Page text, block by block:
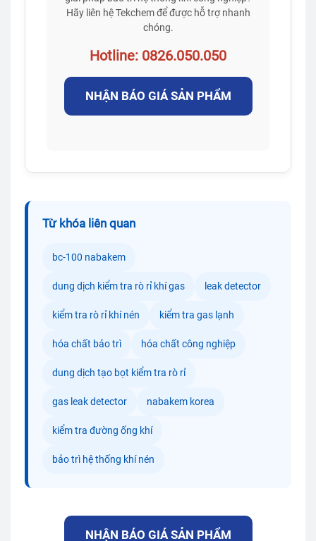
Hãy liên hệ Tekchem để được hỗ trợ nhanh
chóng.
Hotline: 0826.050.050
NHẬN BÁO GIÁ SẢN PHẨM
Từ khóa liên quan
bc-100 nabakem
dung dịch kiểm tra rò rỉ khí gas leak detector
kiểm tra rò rỉ khí nén kiểm tra gas lạnh
hóa chất bảo trì hóa chất công nghiệp
dung dịch tạo bọt kiểm tra rò rỉ
gas leak detector nabakem korea
kiểm tra đường ống khí
bảo trì hệ thống khí nén
NHẬN BÁO GIÁ SẢN PHẨM